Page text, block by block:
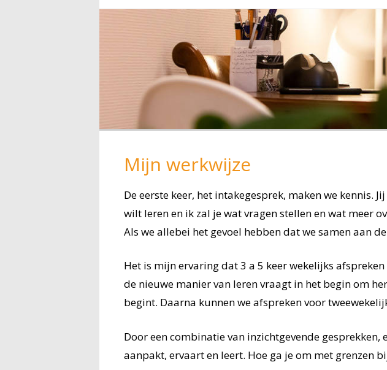
Mijn werkwijze
De eerste keer, het intakegesprek, maken we kennis.
wilt leren en ik zal je wat vragen stellen en wat meer
Als we allebei het gevoel hebben dat we samen aan
Het is mijn ervaring dat 3 a 5 keer wekelijks
de nieuwe manier van leren vraagt in het begin om
begint. Daarna kunnen we afspreken voor
Door een combinatie van inzichtgevende
aanpakt, ervaart en leert. Hoe ga je om met grenzen